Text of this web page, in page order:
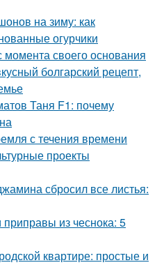
на зиму: как
огурчики
своего основания
болгарский рецепт,
Таня F1: почему
с течения времени
проекты
сбросил все листья:
из чеснока: 5
квартире: простые и